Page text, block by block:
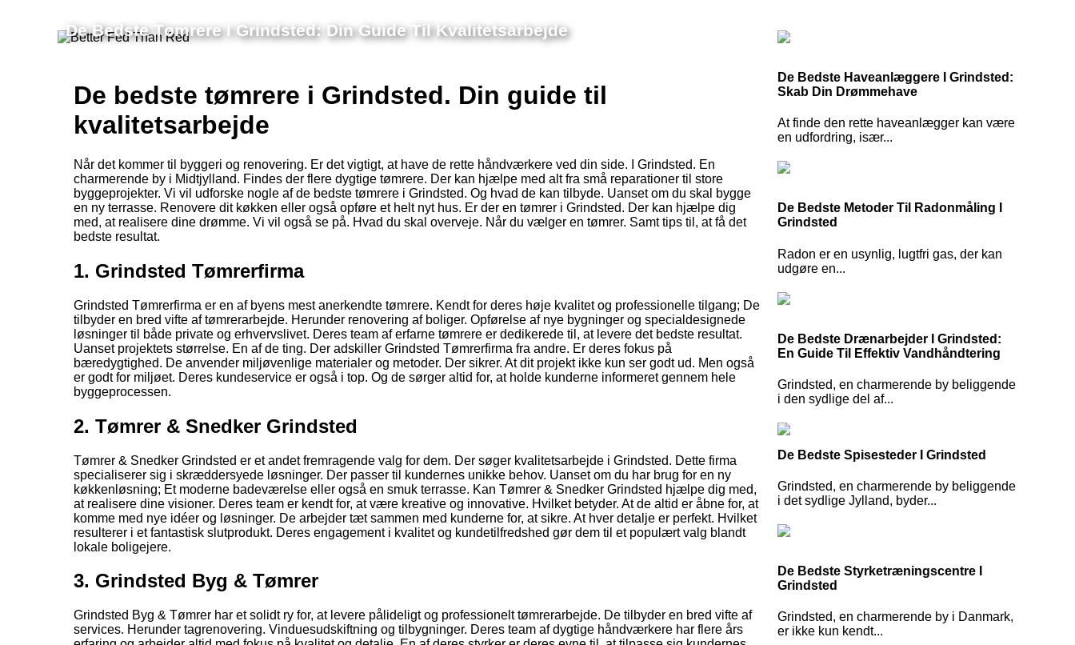
De Bedste Tømrere I Grindsted: Din Guide Til Kvalitetsarbejde
De bedste tømrere i Grindsted. Din guide til
kvalitetsarbejde
Når det kommer til byggeri og renovering. Er det vigtigt, at have de rette håndværkere ved din side. I Grindsted. En
charmerende by i Midtjylland. Findes der flere dygtige tømrere. Der kan hjælpe med alt fra små reparationer til store
byggeprojekter. Vi vil udforske nogle af de bedste tømrere i Grindsted. Og hvad de kan tilbyde. Uanset om du skal bygge
en ny terrasse. Renovere dit køkken eller også opføre et helt nyt hus. Er der en tømrer i Grindsted. Der kan hjælpe dig
med, at realisere dine drømme. Vi vil også se på. Hvad du skal overveje. Når du vælger en tømrer. Samt tips til, at få det
bedste resultat.
1. Grindsted Tømrerfirma
Grindsted Tømrerfirma er en af byens mest anerkendte tømrere. Kendt for deres høje kvalitet og professionelle tilgang; De
tilbyder en bred vifte af tømrerarbejde. Herunder renovering af boliger. Opførelse af nye bygninger og specialdesignede
løsninger til både private og erhvervslivet. Deres team af erfarne tømrere er dedikerede til, at levere det bedste resultat.
Uanset projektets størrelse. En af de ting. Der adskiller Grindsted Tømrerfirma fra andre. Er deres fokus på
bæredygtighed. De anvender miljøvenlige materialer og metoder. Der sikrer. At dit projekt ikke kun ser godt ud. Men også
er godt for miljøet. Deres kundeservice er også i top. Og de sørger altid for, at holde kunderne informeret gennem hele
byggeprocessen.
2. Tømrer & Snedker Grindsted
Tømrer & Snedker Grindsted er et andet fremragende valg for dem. Der søger kvalitetsarbejde i Grindsted. Dette firma
specialiserer sig i skræddersyede løsninger. Der passer til kundernes unikke behov. Uanset om du har brug for en ny
køkkenløsning; Et moderne badeværelse eller også en smuk terrasse. Kan Tømrer & Snedker Grindsted hjælpe dig med,
at realisere dine visioner. Deres team er kendt for, at være kreative og innovative. Hvilket betyder. At de altid er åbne for, at
komme med nye idéer og løsninger. De arbejder tæt sammen med kunderne for, at sikre. At hver detalje er perfekt. Hvilket
resulterer i et fantastisk slutprodukt. Deres engagement i kvalitet og kundetilfredshed gør dem til et populært valg blandt
lokale boligejere.
3. Grindsted Byg & Tømrer
Grindsted Byg & Tømrer har et solidt ry for, at levere pålideligt og professionelt tømrerarbejde. De tilbyder en bred vifte af
services. Herunder tagrenovering. Vinduesudskiftning og tilbygninger. Deres team af dygtige håndværkere har flere års
De Bedste Haveanlæggere I Grindsted:
Skab Din Drømmehave
At finde den rette haveanlægger kan være
en udfordring, især...
De Bedste Metoder Til Radonmåling I
Grindsted
Radon er en usynlig, lugtfri gas, der kan
udgøre en...
De Bedste Drænarbejder I Grindsted:
En Guide Til Effektiv Vandhåndtering
Grindsted, en charmerende by beliggende
i den sydlige del af...
De Bedste Spisesteder I Grindsted
Grindsted, en charmerende by beliggende
i det sydlige Jylland, byder...
De Bedste Styrketræningscentre I
Grindsted
Grindsted, en charmerende by i Danmark,
er ikke kun kendt...